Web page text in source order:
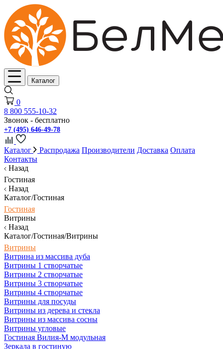
Каталог
0
8 800 555-10-32
Звонок - бесплатно
+7 (495) 646-49-78
Каталог Распродажа Производители Доставка Оплата
Контакты
Назад
Гостиная
Назад
Каталог/Гостиная
Гостиная
Витрины
Назад
Каталог/Гостиная/Витрины
Витрины
Витрина из массива дуба
Витрины 1 створчатые
Витрины 2 створчатые
Витрины 3 створчатые
Витрины 4 створчатые
Витрины для посуды
Витрины из дерева и стекла
Витрины из массива сосны
Витрины угловые
Гостиная Вилия-М модульная
Зеркала в гостиную